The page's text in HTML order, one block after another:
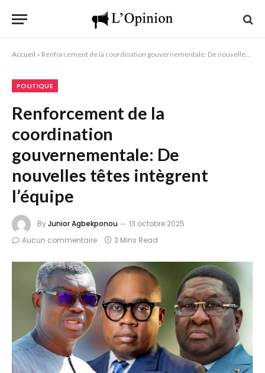
Accueil » Renforcement de la coordination gouvernementale: De nouvelles têtes intègrent l’équipe
POLITIQUE
Renforcement de la
coordination
gouvernementale: De
nouvelles têtes intègrent
l’équipe
ByJunior Agbekponou
13 octobre 2025
Aucun commentaire
3 Mins Read